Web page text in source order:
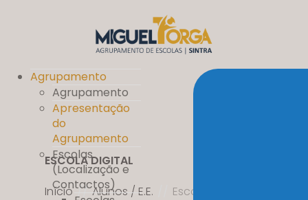
Agrupamento
Agrupamento
Apresentação
do
Agrupamento
Escolas
(Localização e
Contactos)
ESCOLA DIGITAL
Início //Alunos / E.E. Escola Digital